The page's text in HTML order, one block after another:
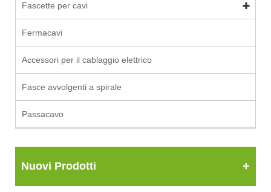
Fascette per cavi
Fermacavi
Accessori per il cablaggio elettrico
Fasce avvolgenti a spirale
Passacavo
Nuovi Prodotti